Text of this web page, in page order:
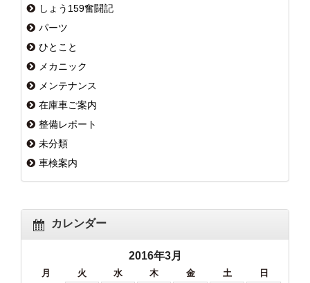
しょう159奮闘記
パーツ
ひとこと
メカニック
メンテナンス
在庫車ご案内
整備レポート
未分類
車検案内
カレンダー
2016年3月
月 火 水 木 金 土 日